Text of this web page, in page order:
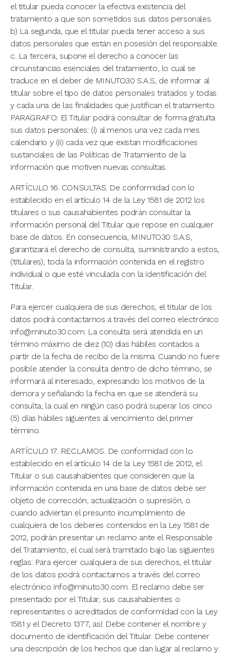
el titular pueda conocer la efectiva existencia del
tratamiento a que son sometidos sus datos personales.
b) La segunda, que el titular pueda tener acceso a sus
datos personales que están en posesión del responsable.
c. La tercera, supone el derecho a conocer las
circunstancias esenciales del tratamiento, lo cual se
traduce en el deber de MINUTO30 S.A.S, de informar al
titular sobre el tipo de datos personales tratados y todas
y cada una de las finalidades que justifican el tratamiento.
PARAGRAFO: El Titular podrá consultar de forma gratuita
sus datos personales: (i) al menos una vez cada mes
calendario y (ii) cada vez que existan modificaciones
sustanciales de las Políticas de Tratamiento de la
información que motiven nuevas consultas.
ARTÍCULO 16. CONSULTAS. De conformidad con lo
establecido en el artículo 14 de la Ley 1581 de 2012 los
titulares o sus causahabientes podrán consultar la
información personal del Titular que repose en cualquier
base de datos. En consecuencia, MINUTO30 S.A.S,
garantizará el derecho de consulta, suministrando a estos,
(titulares), toda la información contenida en el registro
individual o que esté vinculada con la identificación del
Titular.
Para ejercer cualquiera de sus derechos, el titular de los
datos podrá contactarnos a través del correo electrónico
info@minuto30.com. La consulta será atendida en un
término máximo de diez (10) días hábiles contados a
partir de la fecha de recibo de la misma. Cuando no fuere
posible atender la consulta dentro de dicho término, se
informará al interesado, expresando los motivos de la
demora y señalando la fecha en que se atenderá su
consulta, la cual en ningún caso podrá superar los cinco
(5) días hábiles siguientes al vencimiento del primer
término.
ARTÍCULO 17. RECLAMOS. De conformidad con lo
establecido en el artículo 14 de la Ley 1581 de 2012, el
Titular o sus causahabientes que consideren que la
información contenida en una base de datos debe ser
objeto de corrección, actualización o supresión, o
cuando adviertan el presunto incumplimiento de
cualquiera de los deberes contenidos en la Ley 1581 de
2012, podrán presentar un reclamo ante el Responsable
del Tratamiento, el cual será tramitado bajo las siguientes
reglas: Para ejercer cualquiera de sus derechos, el titular
de los datos podrá contactarnos a través del correo
electrónico info@minuto30.com. El reclamo debe ser
presentado por el Titular, sus causahabientes o
representantes o acreditados de conformidad con la Ley
1581 y el Decreto 1377, así: Debe contener el nombre y
documento de identificación del Titular. Debe contener
una descripción de los hechos que dan lugar al reclamo y